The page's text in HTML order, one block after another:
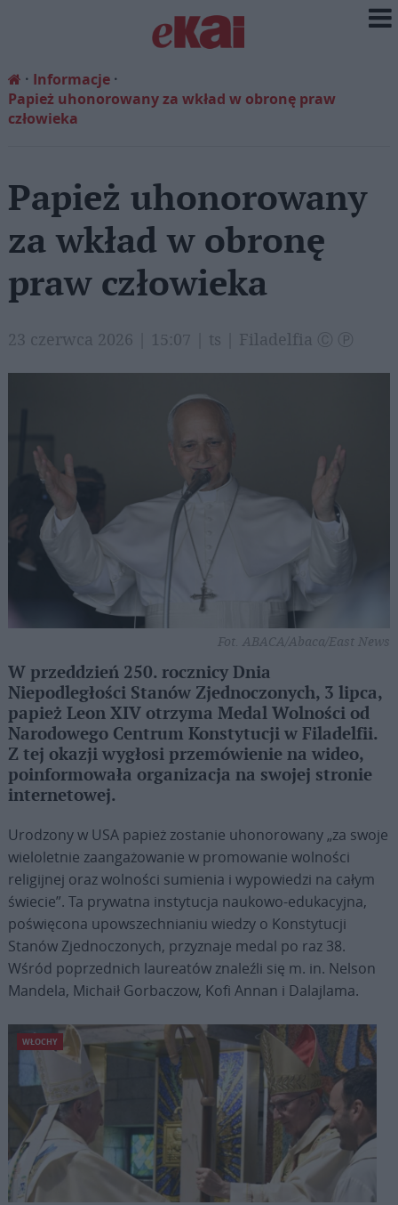
Informacje
Papież uhonorowany za wkład w obronę praw
człowieka
Papież uhonorowany
za wkład w obronę
praw człowieka
23 czerwca 2026 | 15:07 | ts | Filadelfia Ⓒ Ⓟ
Fot. ABACA/Abaca/East News
W przeddzień 250. rocznicy Dnia
Niepodległości Stanów Zjednoczonych, 3 lipca,
papież Leon XIV otrzyma Medal Wolności od
Narodowego Centrum Konstytucji w Filadelfii.
Z tej okazji wygłosi przemówienie na wideo,
poinformowała organizacja na swojej stronie
internetowej.
Urodzony w USA papież zostanie uhonorowany „za swoje
wieloletnie zaangażowanie w promowanie wolności
religijnej oraz wolności sumienia i wypowiedzi na całym
świecie”. Ta prywatna instytucja naukowo-edukacyjna,
poświęcona upowszechnianiu wiedzy o Konstytucji
Stanów Zjednoczonych, przyznaje medal po raz 38.
Wśród poprzednich laureatów znaleźli się m. in. Nelson
Mandela, Michaił Gorbaczow, Kofi Annan i Dalajlama.
WŁOCHY